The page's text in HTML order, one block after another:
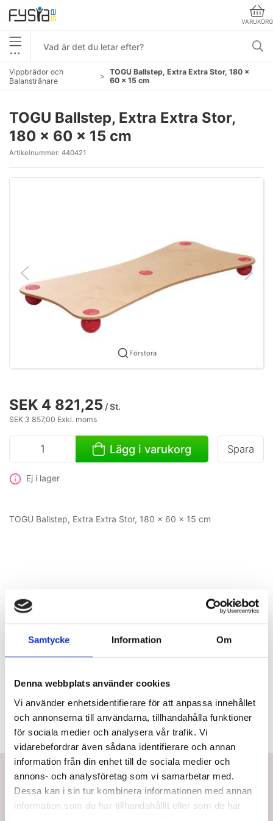
Samtycke Information Om
Denna webbplats använder cookies
Vi använder enhetsidentifierare för att anpassa innehållet
och annonserna till användarna, tillhandahålla funktioner
för sociala medier och analysera vår trafik. Vi
vidarebefordrar även sådana identifierare och annan
information från din enhet till de sociala medier och
annons- och analysföretag som vi samarbetar med.
Dessa kan i sin tur kombinera informationen med annan
information som du har tillhandahållit eller som de har
VARUKORG
•••
Vippbrädor och
Balanstränare
TOGU Ballstep, Extra Extra Stor, 180 x
60 x 15 cm
TOGU Ballstep, Extra Extra Stor,
180 x 60 x 15 cm
Artikelnummer: 440421
Förstora
SEK 4 821,25 / St.
SEK 3 857,00 Exkl. moms
Lägg i varukorg Spara
Ej i lager
TOGU Ballstep, Extra Extra Stor, 180 x 60 x 15 cm
Bästsäljare i Vippbrädor och
Balanstränare